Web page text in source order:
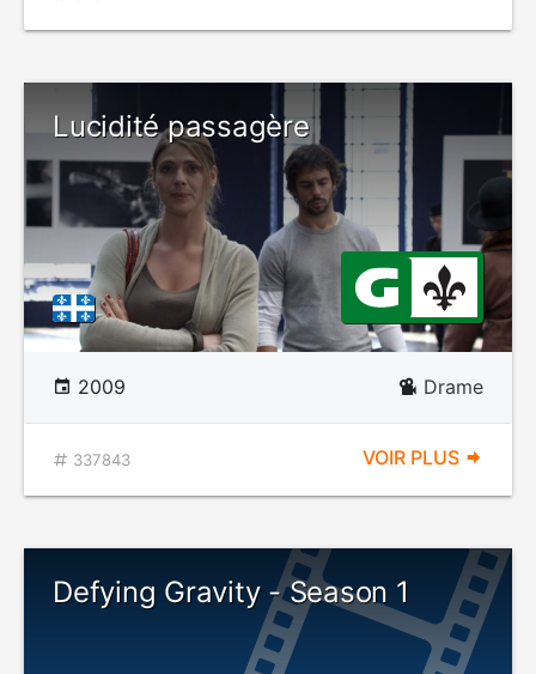
Lucidité passagère
2009 Drame
337843 VOIR PLUS
Defying Gravity - Season 1